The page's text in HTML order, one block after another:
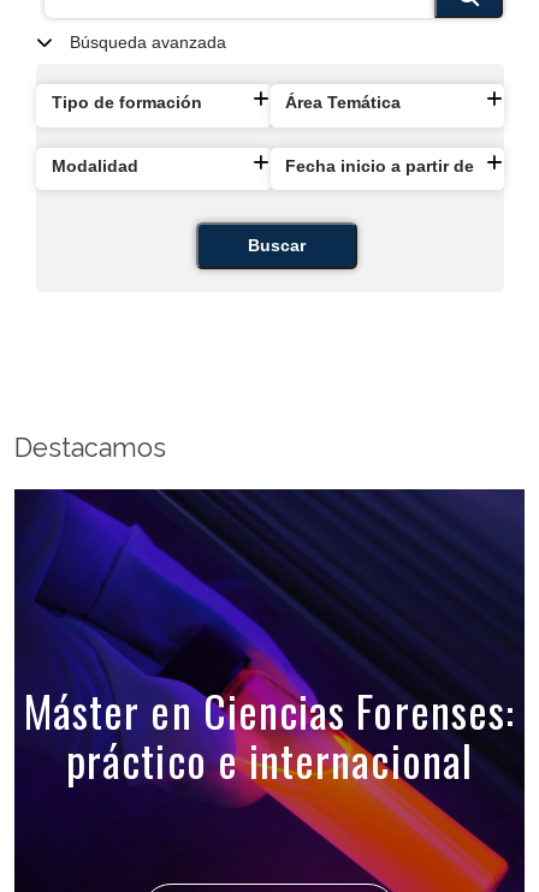
Búsqueda avanzada
Tipo de formación Área Temática
Modalidad Fecha inicio a partir de
Buscar
Destacamos
Máster en Ciencias Forenses:
práctico e internacional